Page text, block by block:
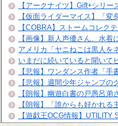
【アークナイツ】Gift+シリー
【仮面ライダーマイス】「変
【COBRA】ストームコレク
【画像】新人声優さん、水着
アメリカ「ヤニねこは黒人を
いまだに続いていると聞いて
【悲報】ワンダンス作者「手
【悲報】週間少年ジャンプの
【朗報】幽遊白書の戸愚呂弟
【朗報】「誰からも好かれる
【遊戯王OCG情報】UTILITY